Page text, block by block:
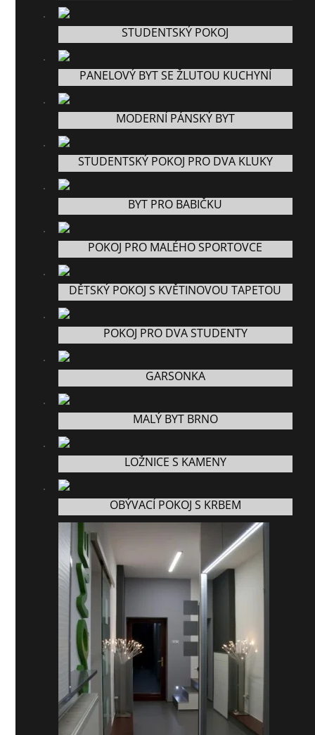
STUDENTSKÝ POKOJ
PANELOVÝ BYT SE ŽLUTOU KUCHYNÍ
MODERNÍ PÁNSKÝ BYT
STUDENTSKÝ POKOJ PRO DVA KLUKY
BYT PRO BABIČKU
POKOJ PRO MALÉHO SPORTOVCE
DĚTSKÝ POKOJ S KVĚTINOVOU TAPETOU
POKOJ PRO DVA STUDENTY
GARSONKA
MALÝ BYT BRNO
LOŽNICE S KAMENY
OBÝVACÍ POKOJ S KRBEM